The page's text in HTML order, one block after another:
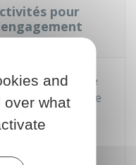
pour
en ligne le
cours de l'année
and
over what